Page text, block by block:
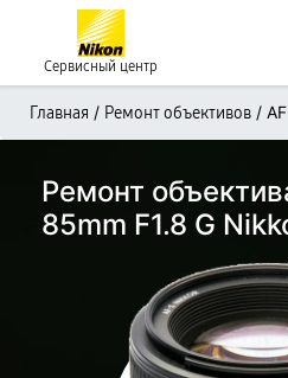
Сервисный центр
Главная / Ремонт объективов /
Ремонт
85mm F1.8 G